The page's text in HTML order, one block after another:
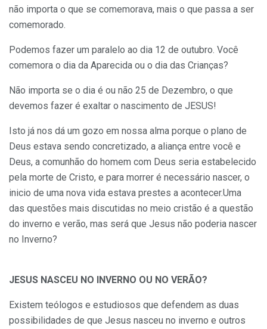
não importa o que se comemorava, mais o que passa a ser
comemorado.
Podemos fazer um paralelo ao dia 12 de outubro. Você
comemora o dia da Aparecida ou o dia das Crianças?
Não importa se o dia é ou não 25 de Dezembro, o que
devemos fazer é exaltar o nascimento de JESUS!
Isto já nos dá um gozo em nossa alma porque o plano de
Deus estava sendo concretizado, a aliança entre você e
Deus, a comunhão do homem com Deus seria estabelecido
pela morte de Cristo, e para morrer é necessário nascer, o
inicio de uma nova vida estava prestes a acontecer.Uma
das questões mais discutidas no meio cristão é a questão
do inverno e verão, mas será que Jesus não poderia nascer
no Inverno?
JESUS NASCEU NO INVERNO OU NO VERÃO?
Existem teólogos e estudiosos que defendem as duas
possibilidades de que Jesus nasceu no inverno e outros